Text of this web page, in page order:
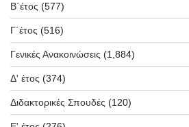
Β΄έτος (577)
Γ΄έτος (516)
Γενικές Ανακοινώσεις (1,884)
Δ' έτος (374)
Διδακτορικές Σπουδές (120)